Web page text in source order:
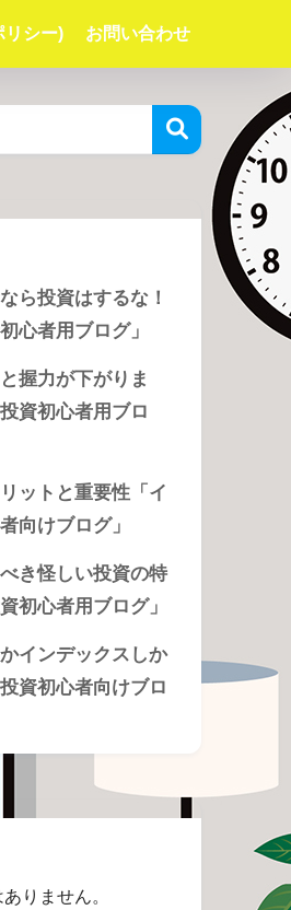
リシー) お問い合わせ
ら投資はするな！
心者用ブログ」
握力が下がりま
資初心者用ブロ
ットと重要性「イ
向けブログ」
き怪しい投資の特
初心者用ブログ」
インデックスしか
資初心者向けブロ
りません。